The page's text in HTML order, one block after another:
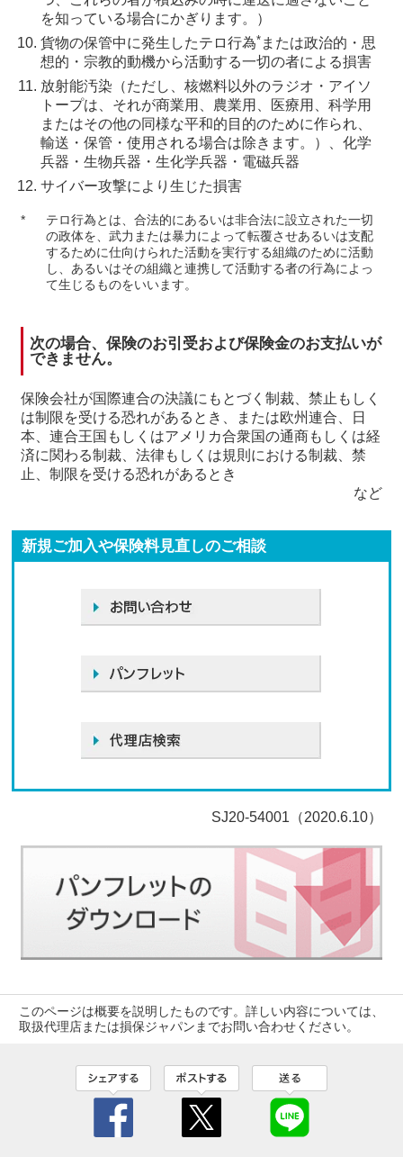
を知っている場合にかぎります。）
貨物の保管中に発生したテロ行為* または政治的・思
想的・宗教的動機から活動する一切の者による損害
放射能汚染（ただし、核燃料以外のラジオ・アイソ
トープは、それが商業用、農業用、医療用、科学用
またはその他の同様な平和的目的のために作られ、
輸送・保管・使用される場合は除きます。）、化学
兵器・生物兵器・生化学兵器・電磁兵器
サイバー攻撃により生じた損害
*
テロ行為とは、合法的にあるいは非合法に設立された一切
の政体を、武力または暴力によって転覆させあるいは支配
するために仕向けられた活動を実行する組織のために活動
し、あるいはその組織と連携して活動する者の行為によっ
て生じるものをいいます。
次の場合、保険のお引受および保険金のお支払いが
できません。
保険会社が国際連合の決議にもとづく制裁、禁止もしく
は制限を受ける恐れがあるとき、または欧州連合、日
本、連合王国もしくはアメリカ合衆国の通商もしくは経
済に関わる制裁、法律もしくは規則における制裁、禁
止、制限を受ける恐れがあるとき
など
新規ご加入や保険料見直しのご相談
SJ20-54001（2020.6.10）
このページは概要を説明したものです。詳しい内容については、
取扱代理店または損保ジャパンまでお問い合わせください。